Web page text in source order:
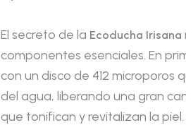
El secreto de la Ecoducha Irisana
componentes esenciales. En
con un disco de 412 microporos
del agua, liberando una gran
que tonifican y revitalizan la